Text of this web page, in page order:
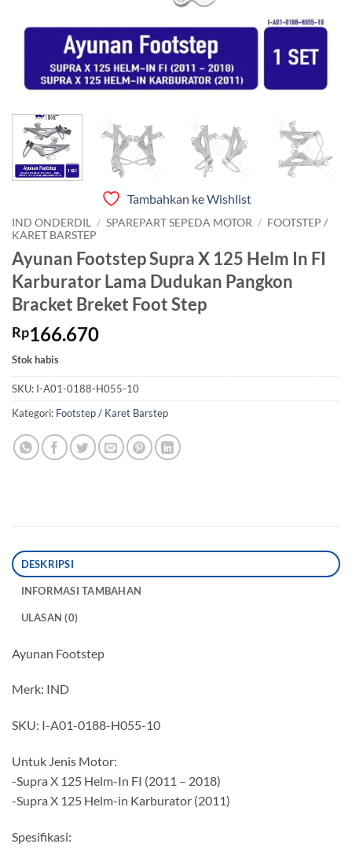
Tambahkan ke Wishlist
IND ONDERDIL / SPAREPART SEPEDA MOTOR / FOOTSTEP /
KARET BARSTEP
Ayunan Footstep Supra X 125 Helm In FI
Karburator Lama Dudukan Pangkon
Bracket Breket Foot Step
Rp166.670
Stok habis
SKU: I-A01-0188-H055-10
Kategori: Footstep / Karet Barstep
DESKRIPSI
INFORMASI TAMBAHAN
ULASAN (0)
Ayunan Footstep
Merk: IND
SKU: I-A01-0188-H055-10
Untuk Jenis Motor:
-Supra X 125 Helm-In FI (2011 – 2018)
-Supra X 125 Helm-in Karburator (2011)
Spesifikasi: